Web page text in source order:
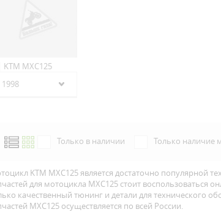
KTM MXC125
1998
Только в наличии Только наличие
KTM MXC125 является достаточно популярной
для мотоцикла MXC125 стоит воспользоваться
качественный тюнинг и детали для технического
MXC125 осуществляется по всей Росcии.